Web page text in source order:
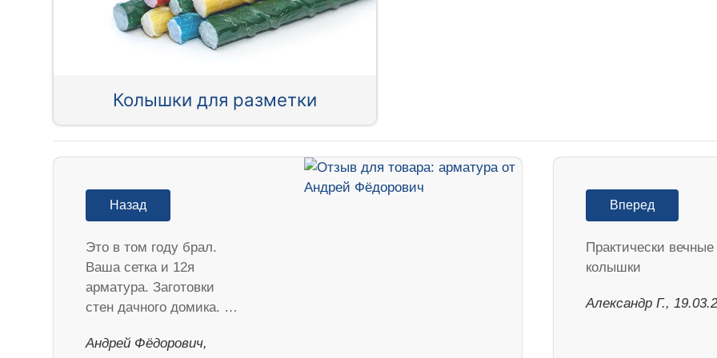
Колышки для разметки
Назад
Это в том году брал.
Ваша сетка и 12я
арматура. Заготовки
стен дачного домика. …
Андрей Фёдорович,
Вперед
Практически вечные
колышки
Александр Г.,